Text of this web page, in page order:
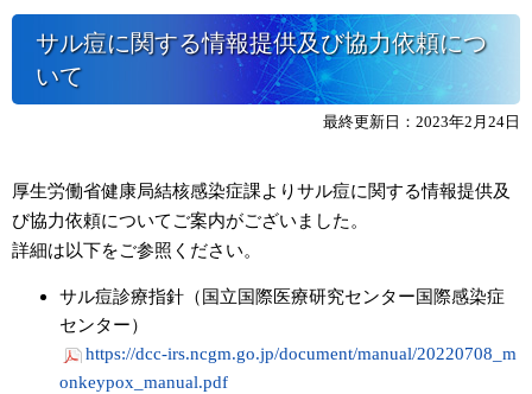
サル痘に関する情報提供及び協力依頼につ
いて
最終更新日：2023年2月24日
厚生労働省健康局結核感染症課よりサル痘に関する情報提供及
び協力依頼についてご案内がございました。
詳細は以下をご参照ください。
サル痘診療指針（国立国際医療研究センター国際感染症
センター）
https://dcc-irs.ncgm.go.jp/document/manual/20220708_m
onkeypox_manual.pdf